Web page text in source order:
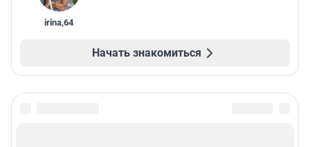
irina,64
Начать знакомиться